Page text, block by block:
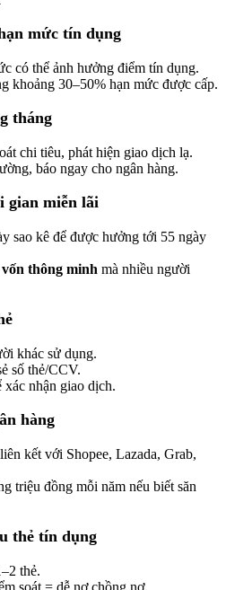
mức tín dụng
có thể ảnh hưởng điểm tín dụng.
khoảng 30–50% hạn mức được cấp.
tháng
chi tiêu, phát hiện giao dịch lạ.
báo ngay cho ngân hàng.
gian miễn lãi
sao kê để được hưởng tới 55 ngày
thông minh mà nhiều người
khác sử dụng.
số thẻ/CCV.
xác nhận giao dịch.
hàng
kết với Shopee, Lazada, Grab,
triệu đồng mỗi năm nếu biết săn
thẻ tín dụng
thẻ.
soát = dễ nợ chồng nợ.